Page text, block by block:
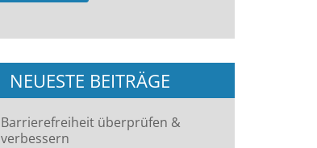
NEUESTE BEITRÄGE
Barrierefreiheit überprüfen &
verbessern